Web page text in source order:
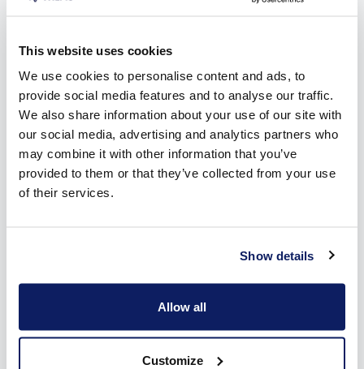
This website uses cookies
We use cookies to personalise content and ads, to
provide social media features and to analyse our traffic.
We also share information about your use of our site with
our social media, advertising and analytics partners who
may combine it with other information that you’ve
provided to them or that they’ve collected from your use
of their services.
Show details
Allow all
Customize
Elk huis heeft een bepaald karakter. Het is dan ook niet meer
dan logisch dat je jouw zonwering in Olen wil afwerken
liever een lichtdoorlatende? Mogelijkheden bij de vleet! De
kleur van het doek doen we passen bij je rolluiken en ramen,